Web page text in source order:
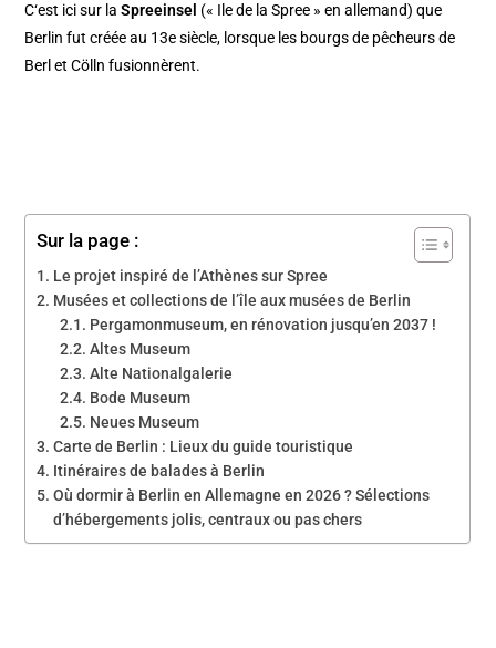
C‘est ici sur laSpreeinsel (« Ile de la Spree » en allemand) que
Berlin fut créée au 13e siècle, lorsque les bourgs de pêcheurs de
Berl et Cölln fusionnèrent.
Sur la page :
Le projet inspiré de l’Athènes sur Spree
Musées et collections de l’île aux musées de Berlin
Pergamonmuseum, en rénovation jusqu’en 2037 !
Altes Museum
Alte Nationalgalerie
Bode Museum
Neues Museum
Carte de Berlin : Lieux du guide touristique
Itinéraires de balades à Berlin
Où dormir à Berlin en Allemagne en 2026 ? Sélections
d’hébergements jolis, centraux ou pas chers